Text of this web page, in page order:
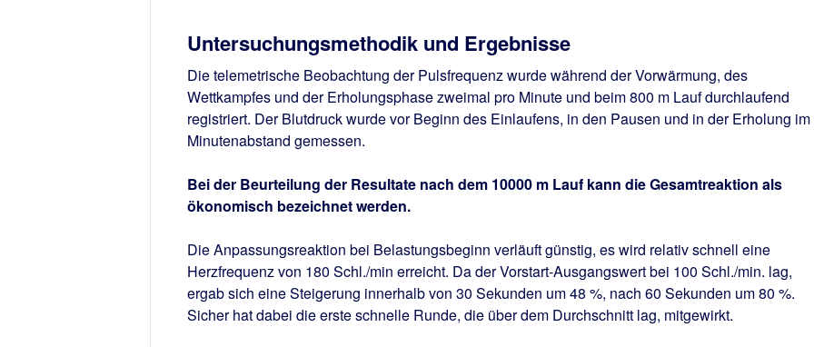
Untersuchungsmethodik und Ergebnisse
Die telemetrische Beobachtung der Pulsfrequenz wurde während der Vorwärmung, des
Wettkampfes und der Erholungsphase zweimal pro Minute und beim 800 m Lauf durchlaufend
registriert. Der Blutdruck wurde vor Beginn des Einlaufens, in den Pausen und in der Erholung im
Minutenabstand gemessen.
Bei der Beurteilung der Resultate nach dem 10000 m Lauf kann die Gesamtreaktion als
ökonomisch bezeichnet werden.
Die Anpassungsreaktion bei Belastungsbeginn verläuft günstig, es wird relativ schnell eine
Herzfrequenz von 180 Schl./min erreicht. Da der Vorstart-Ausgangswert bei 100 Schl./min. lag,
ergab sich eine Steigerung innerhalb von 30 Sekunden um 48 %, nach 60 Sekunden um 80 %.
Sicher hat dabei die erste schnelle Runde, die über dem Durchschnitt lag, mitgewirkt.